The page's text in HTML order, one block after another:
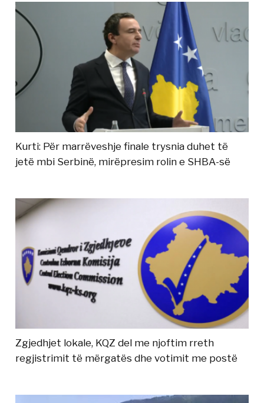
Kurti: Për marrëveshje finale trysnia duhet të
jetë mbi Serbinë, mirëpresim rolin e SHBA-së
Zgjedhjet lokale, KQZ del me njoftim rreth
regjistrimit të mërgatës dhe votimit me postë